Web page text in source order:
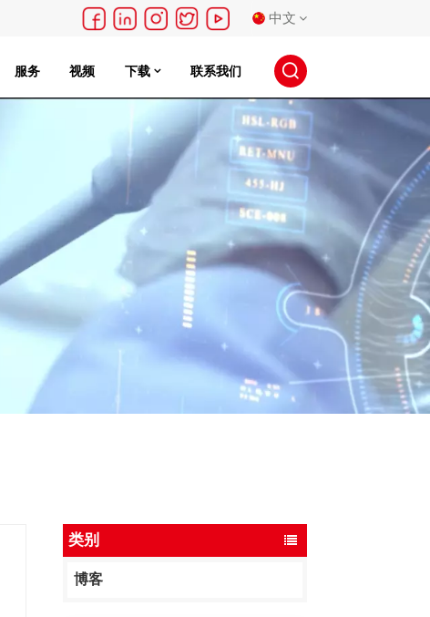
中文
English
français
русский
español
português
日本語
服务 视频 下载 联系我们
类别
博客